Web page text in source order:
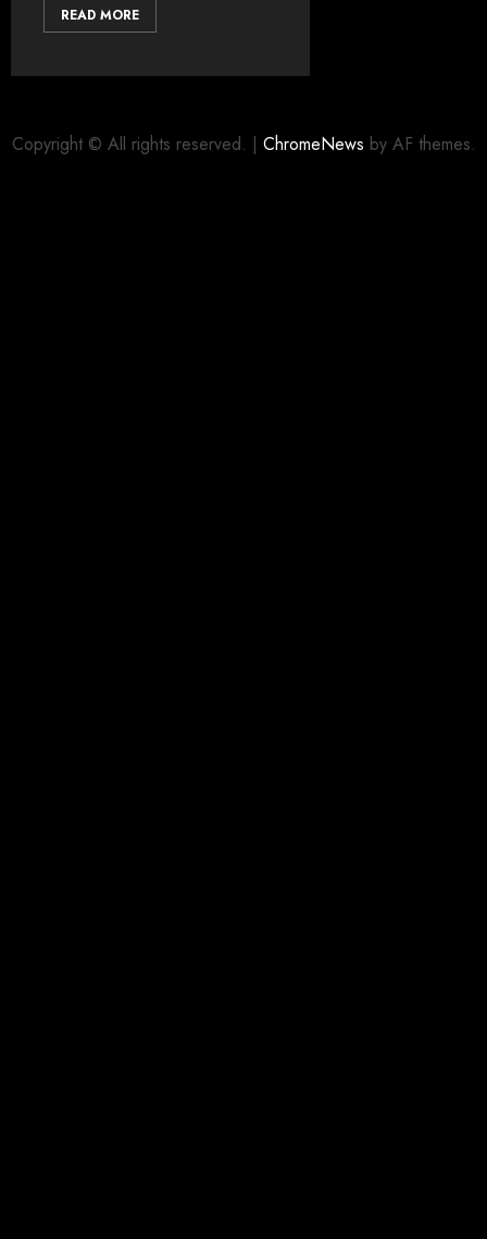
READ MORE
Copyright © All rights reserved. | ChromeNews by AF themes.